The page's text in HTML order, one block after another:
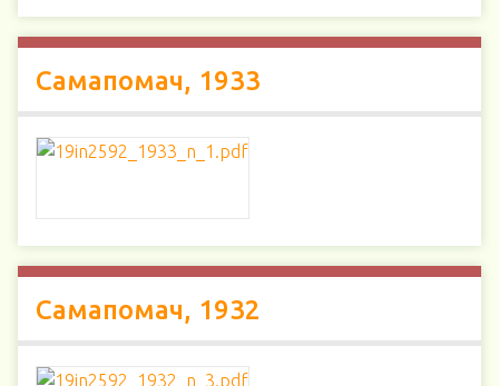
Самапомач, 1933
Самапомач, 1932